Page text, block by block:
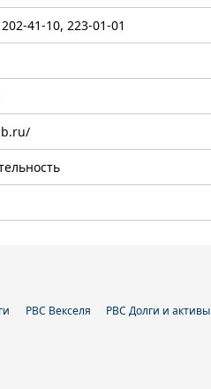
41-10, 223-01-01
РВС Векселя РВС Долги и активы